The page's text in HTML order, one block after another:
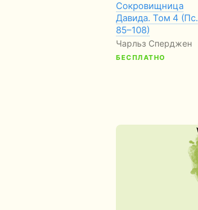
Сокровищница
Давида. Том 4 (Пс.
85–108)
Чарльз Сперджен
БЕСПЛАТНО